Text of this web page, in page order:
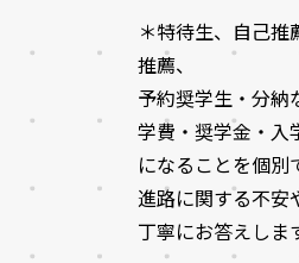
＊特待生、自己推
推薦、
予約奨学生・分納
学費・奨学金・入
になることを個別
進路に関する不安
丁寧にお答えしま